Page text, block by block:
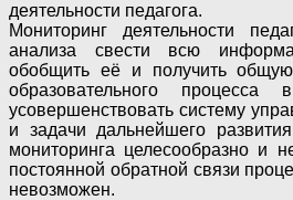
деятельности педагога.
Мониторинг деятельности
анализа свести всю
обобщить её и получить общую
образовательного процесса
усовершенствовать систему
и задачи дальнейшего
мониторинга целесообразно и
постоянной обратной связи
невозможен.